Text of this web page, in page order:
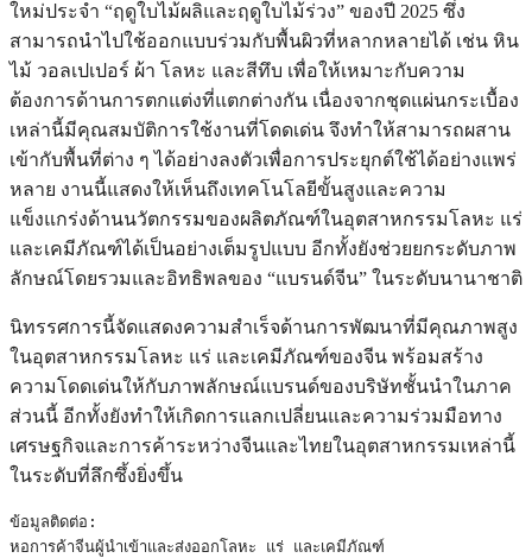
ใหม่ประจำ “ฤดูใบไม้ผลิและฤดูใบไม้ร่วง” ของปี 2025 ซึ่ง
สามารถนำไปใช้ออกแบบร่วมกับพื้นผิวที่หลากหลายได้ เช่น หิน
ไม้ วอลเปเปอร์ ผ้า โลหะ และสีทึบ เพื่อให้เหมาะกับความ
ต้องการด้านการตกแต่งที่แตกต่างกัน เนื่องจากชุดแผ่นกระเบื้อง
เหล่านี้มีคุณสมบัติการใช้งานที่โดดเด่น จึงทำให้สามารถผสาน
เข้ากับพื้นที่ต่าง ๆ ได้อย่างลงตัวเพื่อการประยุกต์ใช้ได้อย่างแพร่
หลาย งานนี้แสดงให้เห็นถึงเทคโนโลยีขั้นสูงและความ
แข็งแกร่งด้านนวัตกรรมของผลิตภัณฑ์ในอุตสาหกรรมโลหะ แร่
และเคมีภัณฑ์ได้เป็นอย่างเต็มรูปแบบ อีกทั้งยังช่วยยกระดับภาพ
ลักษณ์โดยรวมและอิทธิพลของ “แบรนด์จีน” ในระดับนานาชาติ
นิทรรศการนี้จัดแสดงความสำเร็จด้านการพัฒนาที่มีคุณภาพสูง
ในอุตสาหกรรมโลหะ แร่ และเคมีภัณฑ์ของจีน พร้อมสร้าง
ความโดดเด่นให้กับภาพลักษณ์แบรนด์ของบริษัทชั้นนำในภาค
ส่วนนี้ อีกทั้งยังทำให้เกิดการแลกเปลี่ยนและความร่วมมือทาง
เศรษฐกิจและการค้าระหว่างจีนและไทยในอุตสาหกรรมเหล่านี้
ในระดับที่ลึกซึ้งยิ่งขึ้น
ข้อมูลติดต่อ:
หอการค้าจีนผู้นำเข้าและส่งออกโลหะ แร่ และเคมีภัณฑ์